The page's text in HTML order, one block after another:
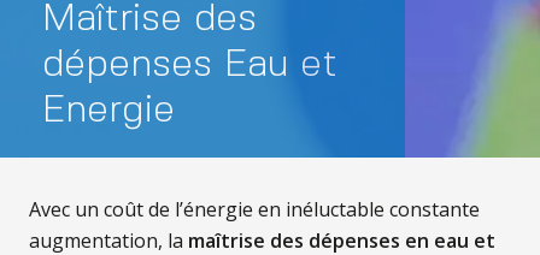
Maîtrise des
dépenses Eau et
Energie
Avec un coût de l’énergie en inéluctable constante
augmentation, la maîtrise des dépenses en eau et